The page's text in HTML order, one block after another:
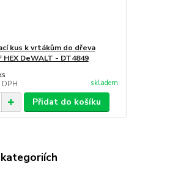
kus k vrtákům do dřeva
HEX DeWALT - DT4849
skladem
Přidat do košíku